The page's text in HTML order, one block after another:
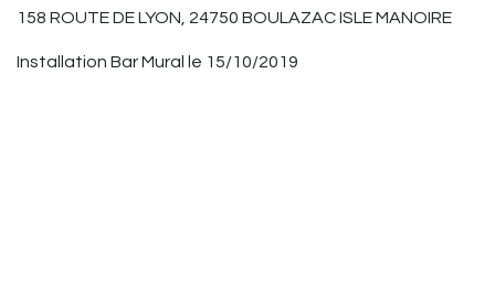
158 ROUTE DE LYON, 24750 BOULAZAC ISLE MANOIRE
Installation Bar Mural le 15/10/2019